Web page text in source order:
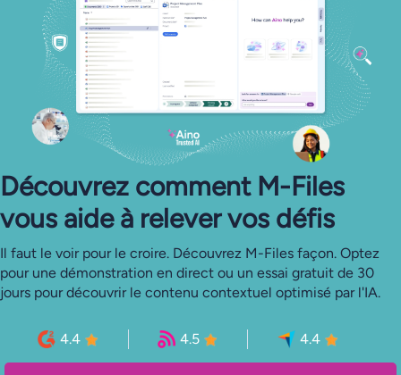
Découvrez comment M-Files
vous aide à relever vos défis
Il faut le voir pour le croire. Découvrez M-Files façon. Optez
pour une démonstration en direct ou un essai gratuit de 30
jours pour découvrir le contenu contextuel optimisé par l'IA.
4.4 4.5 4.4